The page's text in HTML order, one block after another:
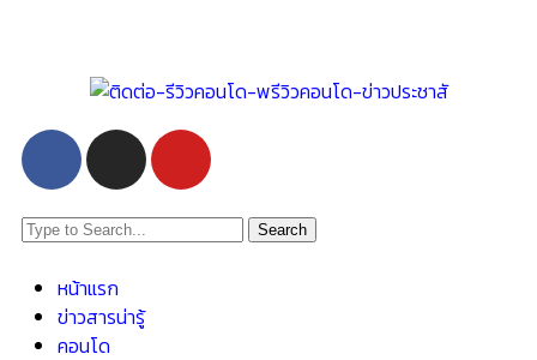
Search
หน้าแรก
ข่าวสารน่ารู้
คอนโด